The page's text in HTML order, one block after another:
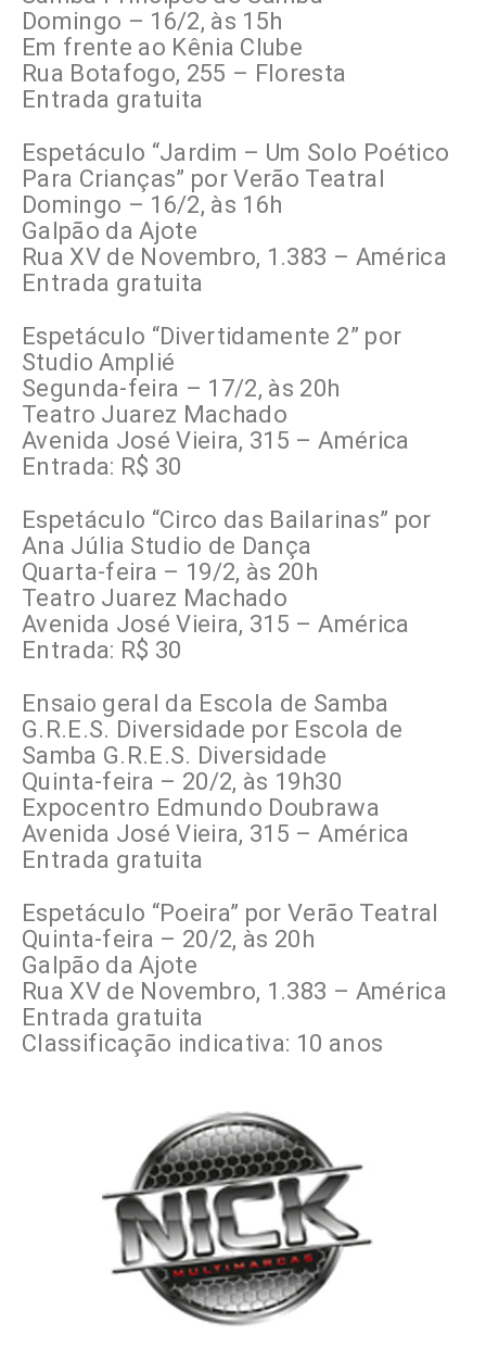
Domingo – 16/2, às 15h
Em frente ao Kênia Clube
Rua Botafogo, 255 – Floresta
Entrada gratuita
Espetáculo “Jardim – Um Solo Poético
Para Crianças” por Verão Teatral
Domingo – 16/2, às 16h
Galpão da Ajote
Rua XV de Novembro, 1.383 – América
Entrada gratuita
Espetáculo “Divertidamente 2” por
Studio Amplié
Segunda-feira – 17/2, às 20h
Teatro Juarez Machado
Avenida José Vieira, 315 – América
Entrada: R$ 30
Espetáculo “Circo das Bailarinas” por
Ana Júlia Studio de Dança
Quarta-feira – 19/2, às 20h
Teatro Juarez Machado
Avenida José Vieira, 315 – América
Entrada: R$ 30
Ensaio geral da Escola de Samba
G.R.E.S. Diversidade por Escola de
Samba G.R.E.S. Diversidade
Quinta-feira – 20/2, às 19h30
Expocentro Edmundo Doubrawa
Avenida José Vieira, 315 – América
Entrada gratuita
Espetáculo “Poeira” por Verão Teatral
Quinta-feira – 20/2, às 20h
Galpão da Ajote
Rua XV de Novembro, 1.383 – América
Entrada gratuita
Classificação indicativa: 10 anos